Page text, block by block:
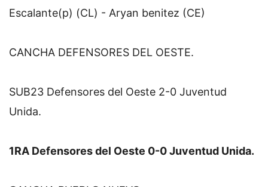
Escalante(p) (CL) - Aryan benitez (CE)
CANCHA DEFENSORES DEL OESTE.
SUB23 Defensores del Oeste 2-0 Juventud
Unida.
1RA Defensores del Oeste 0-0 Juventud Unida.